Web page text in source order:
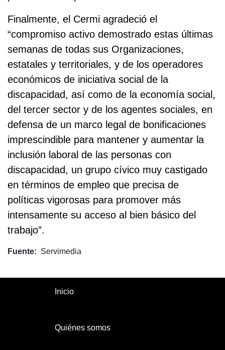
Finalmente, el Cermi agradeció el
“compromiso activo demostrado estas últimas
semanas de todas sus Organizaciones,
estatales y territoriales, y de los operadores
económicos de iniciativa social de la
discapacidad, así como de la economía social,
del tercer sector y de los agentes sociales, en
defensa de un marco legal de bonificaciones
imprescindible para mantener y aumentar la
inclusión laboral de las personas con
discapacidad, un grupo cívico muy castigado
en términos de empleo que precisa de
políticas vigorosas para promover más
intensamente su acceso al bien básico del
trabajo”.
Fuente Servimedia
Inicio
Quiénes somos